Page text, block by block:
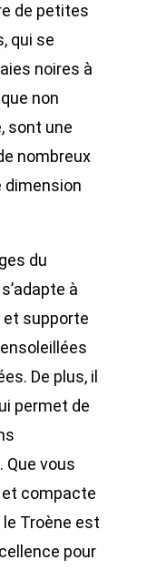
de petites
qui se
noires à
non
sont une
nombreux
dimension
du
à
et supporte
De plus, il
permet de
Que vous
compacte
Troène est
pour